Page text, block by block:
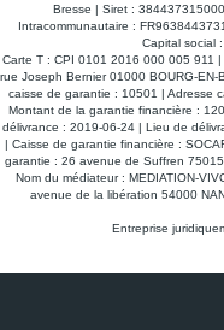
Bresse | Siret :
Intracommunautaire :
Capital social
Carte T : CPI 0101 2016 000 005 911
rue Joseph Bernier 01000 BOURG-
caisse de garantie : 10501 | Adresse
Montant de la garantie financière :
délivrance : 2019-06-24 | Lieu de
| Caisse de garantie financière :
garantie : 26 avenue de Suffren
Nom du médiateur : MEDIATION-
avenue de la libération 54000
Entreprise